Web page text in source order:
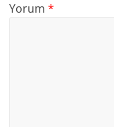
Yorum*